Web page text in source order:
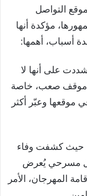
التواصل
مؤكدة أنها
أسباب، أهمها:
على أنها لا
موقف صعب، خاصة
موقعها وعبّر أكثر
حيث كشفت وفاء
مسرحي يُعرض
المهرجان، الأمر